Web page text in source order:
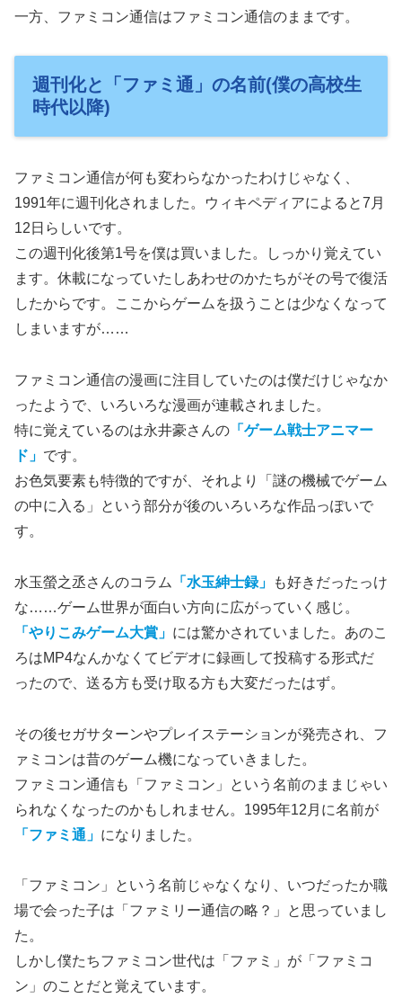
一方、ファミコン通信はファミコン通信のままです。
週刊化と「ファミ通」の名前(僕の高校生
時代以降)
ファミコン通信が何も変わらなかったわけじゃなく、
1991年に週刊化されました。ウィキペディアによると7月
12日らしいです。
この週刊化後第1号を僕は買いました。しっかり覚えてい
ます。休載になっていたしあわせのかたちがその号で復活
したからです。ここからゲームを扱うことは少なくなって
しまいますが……
ファミコン通信の漫画に注目していたのは僕だけじゃなか
ったようで、いろいろな漫画が連載されました。
特に覚えているのは永井豪さんの 「ゲーム戦士アニマー
ド」 です。
お色気要素も特徴的ですが、それより「謎の機械でゲーム
の中に入る」という部分が後のいろいろな作品っぽいで
す。
水玉螢之丞さんのコラム 「水玉紳士録」
も好きだったっけ
な……ゲーム世界が面白い方向に広がっていく感じ。
「やりこみゲーム大賞」 には驚かされていました。あのこ
ろはMP4なんかなくてビデオに録画して投稿する形式だ
ったので、送る方も受け取る方も大変だったはず。
その後セガサターンやプレイステーションが発売され、フ
ァミコンは昔のゲーム機になっていきました。
ファミコン通信も「ファミコン」という名前のままじゃい
られなくなったのかもしれません。1995年12月に名前が
「ファミ通」 になりました。
「ファミコン」という名前じゃなくなり、いつだったか職
場で会った子は「ファミリー通信の略？」と思っていまし
た。
しかし僕たちファミコン世代は「ファミ」が「ファミコ
ン」のことだと覚えています。